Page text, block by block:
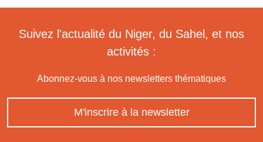
Suivez l'actualité du Niger, du Sahel, et nos
activités :
Abonnez-vous à nos newsletters thématiques
M'inscrire à la newsletter